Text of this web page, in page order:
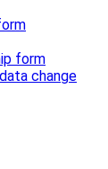
form
change